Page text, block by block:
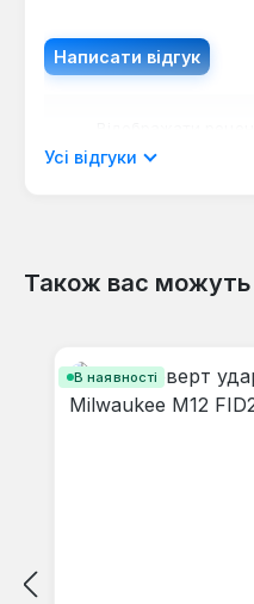
Написати відгук
мовою.
Відгуків не
Усі відгуки
Також вас можуть
В наявності